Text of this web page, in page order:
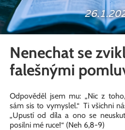
Nenechat se
falešnými
Odpověděl jsem mu: „Nic z
sám sis to vymyslel.“ Ti všichni
„Upustí od díla a ono se
posilni mé ruce!“ (Neh 6,8-9)